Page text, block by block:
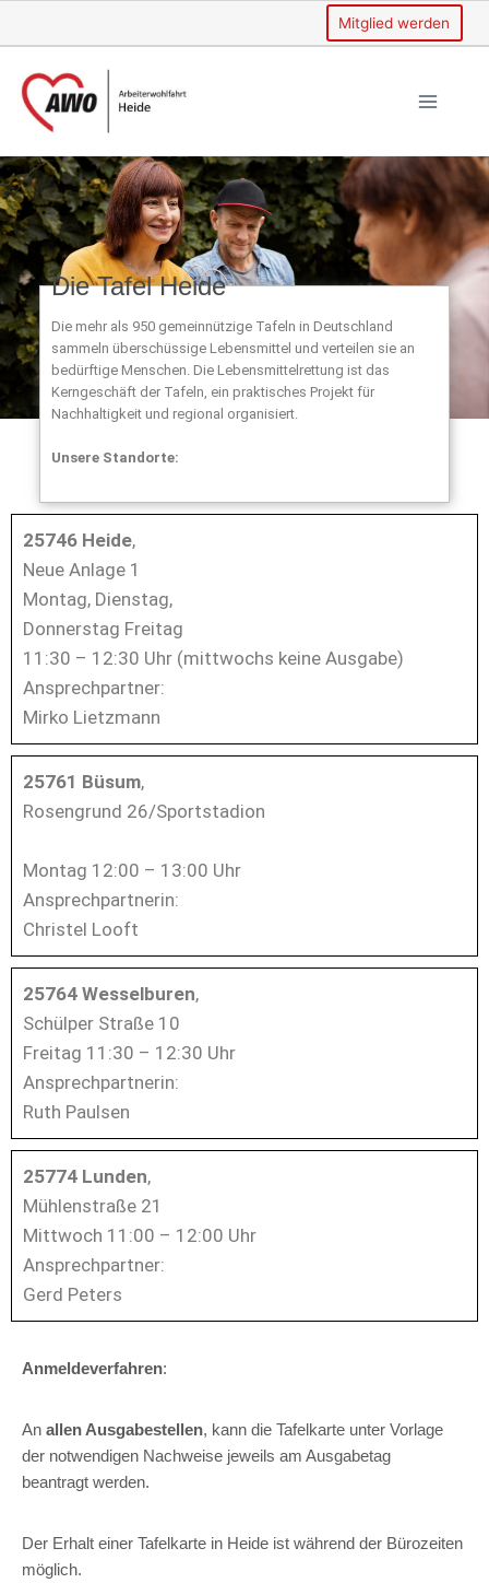
Mitglied werden
Die Tafel Heide
Die mehr als 950 gemeinnützige Tafeln in Deutschland
sammeln überschüssige Lebensmittel und verteilen sie an
bedürftige Menschen. Die Lebensmittelrettung ist das
Kerngeschäft der Tafeln, ein praktisches Projekt für
Nachhaltigkeit und regional organisiert.
Unsere Standorte:
25746 Heide,
Neue Anlage 1
Montag, Dienstag,
Donnerstag Freitag
11:30 – 12:30 Uhr (mittwochs keine Ausgabe)
Ansprechpartner:
Mirko Lietzmann
25761 Büsum,
Rosengrund 26/Sportstadion
Montag 12:00 – 13:00 Uhr
Ansprechpartnerin:
Christel Looft
25764 Wesselburen,
Schülper Straße 10
Freitag 11:30 – 12:30 Uhr
Ansprechpartnerin:
Ruth Paulsen
25774 Lunden,
Mühlenstraße 21
Mittwoch 11:00 – 12:00 Uhr
Ansprechpartner:
Gerd Peters
Anmeldeverfahren:
An allen Ausgabestellen, kann die Tafelkarte unter Vorlage
der notwendigen Nachweise jeweils am Ausgabetag
beantragt werden.
Der Erhalt einer Tafelkarte in Heide ist während der Bürozeiten
möglich.